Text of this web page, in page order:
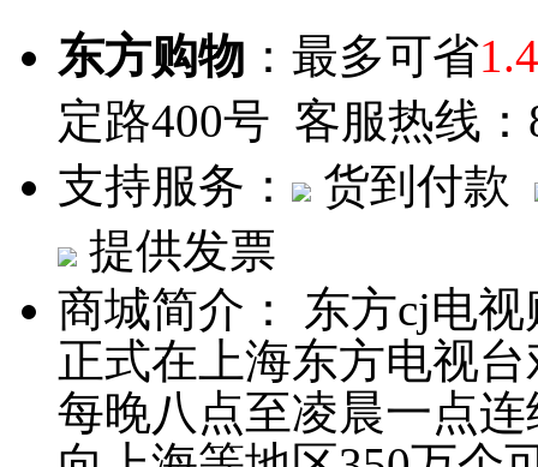
东方购物 ：最多可省
定路400号 客服热线：
支持服务：
货到付款
提供发票
商城简介：
东方cj电
正式在上海东方电视
每晚八点至凌晨一点